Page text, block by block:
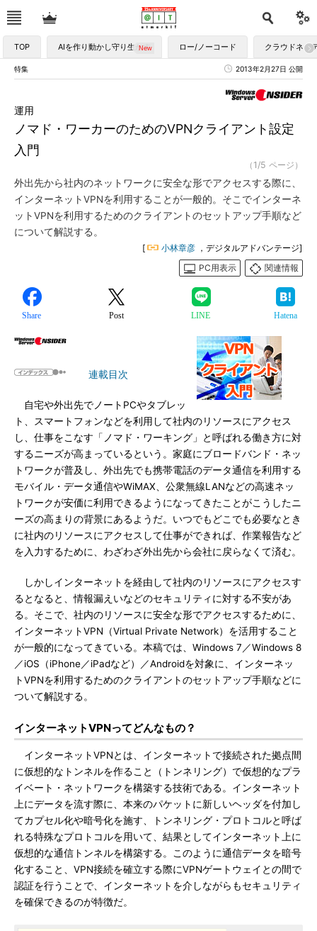
TOP AIを作り動かし守り生かす ロー/ノーコード クラウドネイ
特集 2013年2月27日 公開
ノマド・ワーカーのためのVPNクライアント設定
入門
運用
（1/5 ページ）
外出先から社内のネットワークに安全な形でアクセスする際に、
インターネットVPNを利用することが一般的。そこでインターネ
ットVPNを利用するためのクライアントのセットアップ手順など
について解説する。
[ 小林章彦 ，デジタルアドバンテージ]
PC用表示
関連情報
Share Post LINE Hatena
連載目次
自宅や外出先でノートPCやタブレッ
ト、スマートフォンなどを利用して社内のリソースにアクセス
し、仕事をこなす「ノマド・ワーキング」と呼ばれる働き方に対
するニーズが高まっているという。家庭にブロードバンド・ネッ
トワークが普及し、外出先でも携帯電話のデータ通信を利用する
モバイル・データ通信やWiMAX、公衆無線LANなどの高速ネッ
トワークが安価に利用できるようになってきたことがこうしたニ
ーズの高まりの背景にあるようだ。いつでもどこでも必要なとき
に社内のリソースにアクセスして仕事ができれば、作業報告など
を入力するために、わざわざ外出先から会社に戻らなくて済む。
しかしインターネットを経由して社内のリソースにアクセスす
るとなると、情報漏えいなどのセキュリティに対する不安があ
る。そこで、社内のリソースに安全な形でアクセスするために、
インターネットVPN（Virtual Private Network）を活用すること
が一般的になってきている。本稿では、Windows 7／Windows 8
／iOS（iPhone／iPadなど）／Androidを対象に、インターネッ
トVPNを利用するためのクライアントのセットアップ手順などに
ついて解説する。
インターネットVPNってどんなもの？
インターネットVPNとは、インターネットで接続された拠点間
に仮想的なトンネルを作ること（トンネリング）で仮想的なプラ
イベート・ネットワークを構築する技術である。インターネット
上にデータを流す際に、本来のパケットに新しいヘッダを付加し
てカプセル化や暗号化を施す、トンネリング・プロトコルと呼ば
れる特殊なプロトコルを用いて、結果としてインターネット上に
仮想的な通信トンネルを構築する。このように通信データを暗号
化すること、VPN接続を確立する際にVPNゲートウェイとの間で
認証を行うことで、インターネットを介しながらもセキュリティ
を確保できるのが特徴だ。